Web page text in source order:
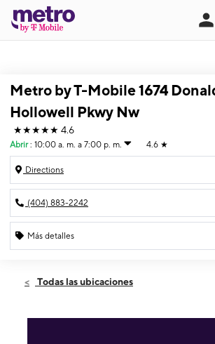
Metro by T-Mobile 1674
Hollowell Pkwy Nw
★★★★★ 4.6
Abrir : 10:00 a. m. a 7:00 p. m. 4.6 ★
Directions
(404) 883-2242
Más detalles
Viernes:10:00 a. m. a 7:00 p. m.
Todas las ubicaciones